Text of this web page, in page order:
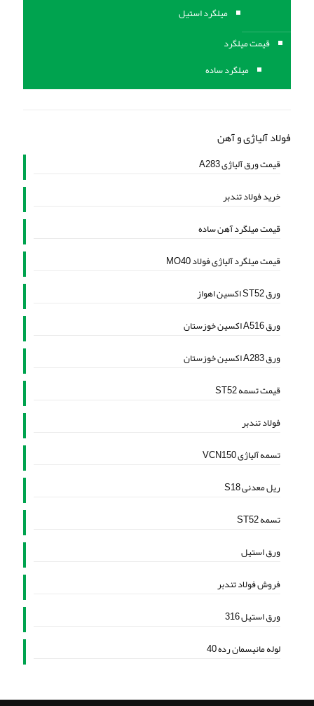
میلگرد استیل
قیمت میلگرد
میلگرد ساده
فولاد آلیاژی و آهن
قیمت ورق آلیاژی A283
خرید فولاد تندبر
قیمت میلگرد آهن ساده
قیمت میلگرد آلیاژی فولاد MO40
ورق ST52 اکسین اهواز
ورق A516 اکسین خوزستان
ورق A283 اکسین خوزستان
قیمت تسمه ST52
فولاد تندبر
تسمه آلیاژی VCN150
ریل معدنی S18
تسمه ST52
ورق استیل
فروش فولاد تندبر
ورق استیل 316
لوله مانیسمان رده 40